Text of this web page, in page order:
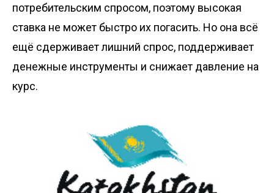
потребительским спросом, поэтому высокая
ставка не может быстро их погасить. Но она всё
ещё сдерживает лишний спрос, поддерживает
денежные инструменты и снижает давление на
курс.